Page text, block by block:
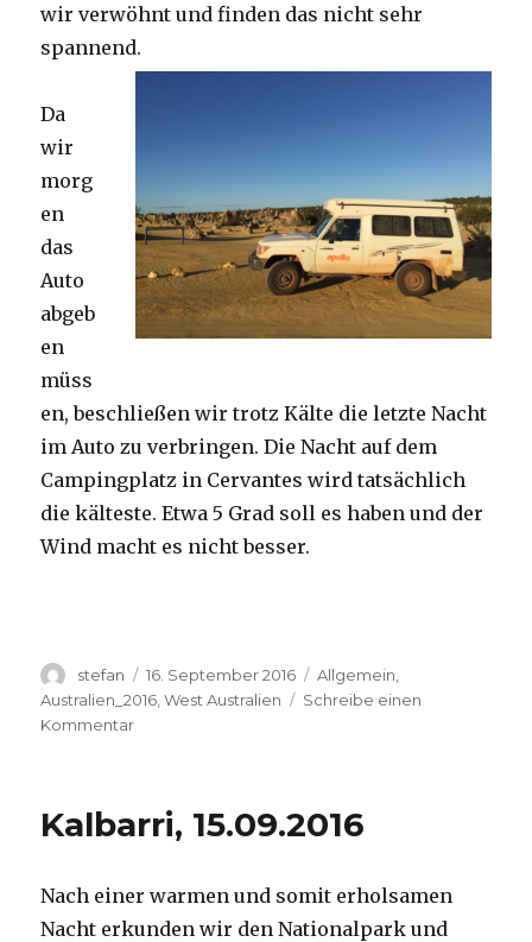
wir verwöhnt und finden das nicht sehr
spannend.
Da
wir
morg
en
das
Auto
abgeb
en
müss
en, beschließen wir trotz Kälte die letzte Nacht
im Auto zu verbringen. Die Nacht auf dem
Campingplatz in Cervantes wird tatsächlich
die kälteste. Etwa 5 Grad soll es haben und der
Wind macht es nicht besser.
Autor
stefan
Veröffentlicht
am
16. September 2016 Kategorien
Allgemein
Australien_2016 ,West Australien
Schreibe einen
Kommentarzu
Kalbarri, 15.09.2016
Nach einer warmen und somit erholsamen
Nacht erkunden wir den Nationalpark und